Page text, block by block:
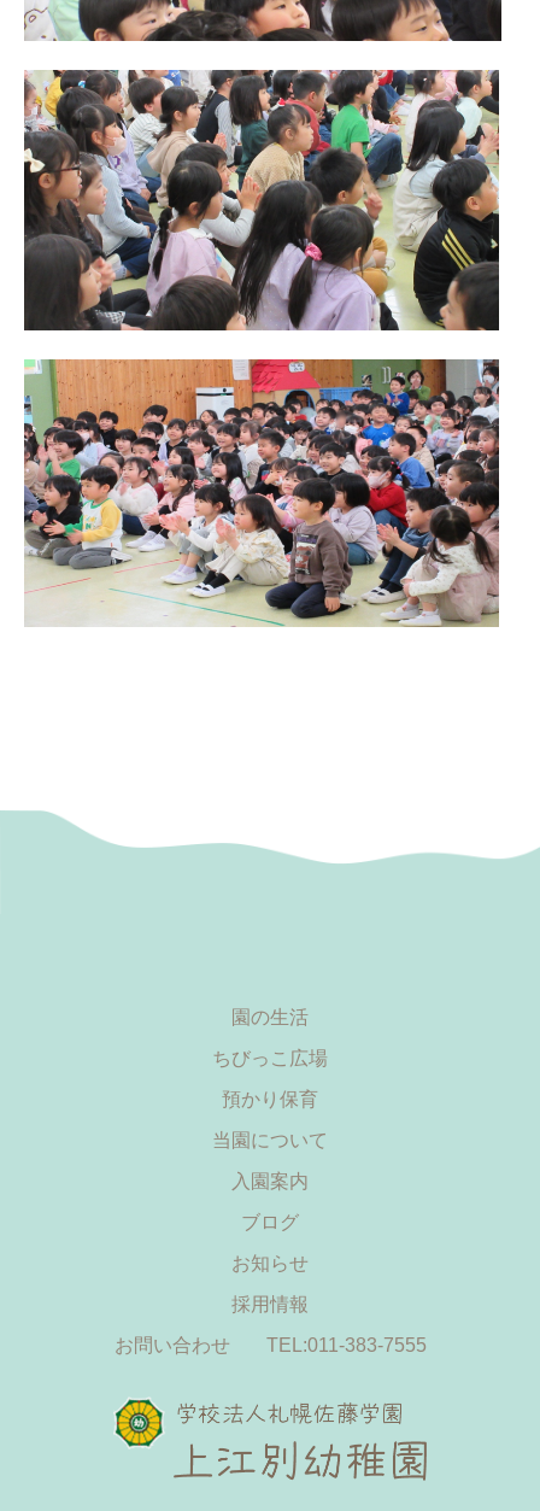
園の生活
ちびっこ広場
預かり保育
当園について
入園案内
ブログ
お知らせ
採用情報
お問い合わせ
TEL:011-383-7555